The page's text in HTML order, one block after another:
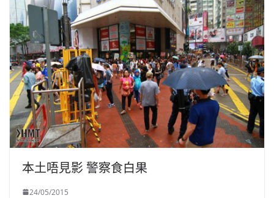
本土唔見影 警察食白果
24/05/2015